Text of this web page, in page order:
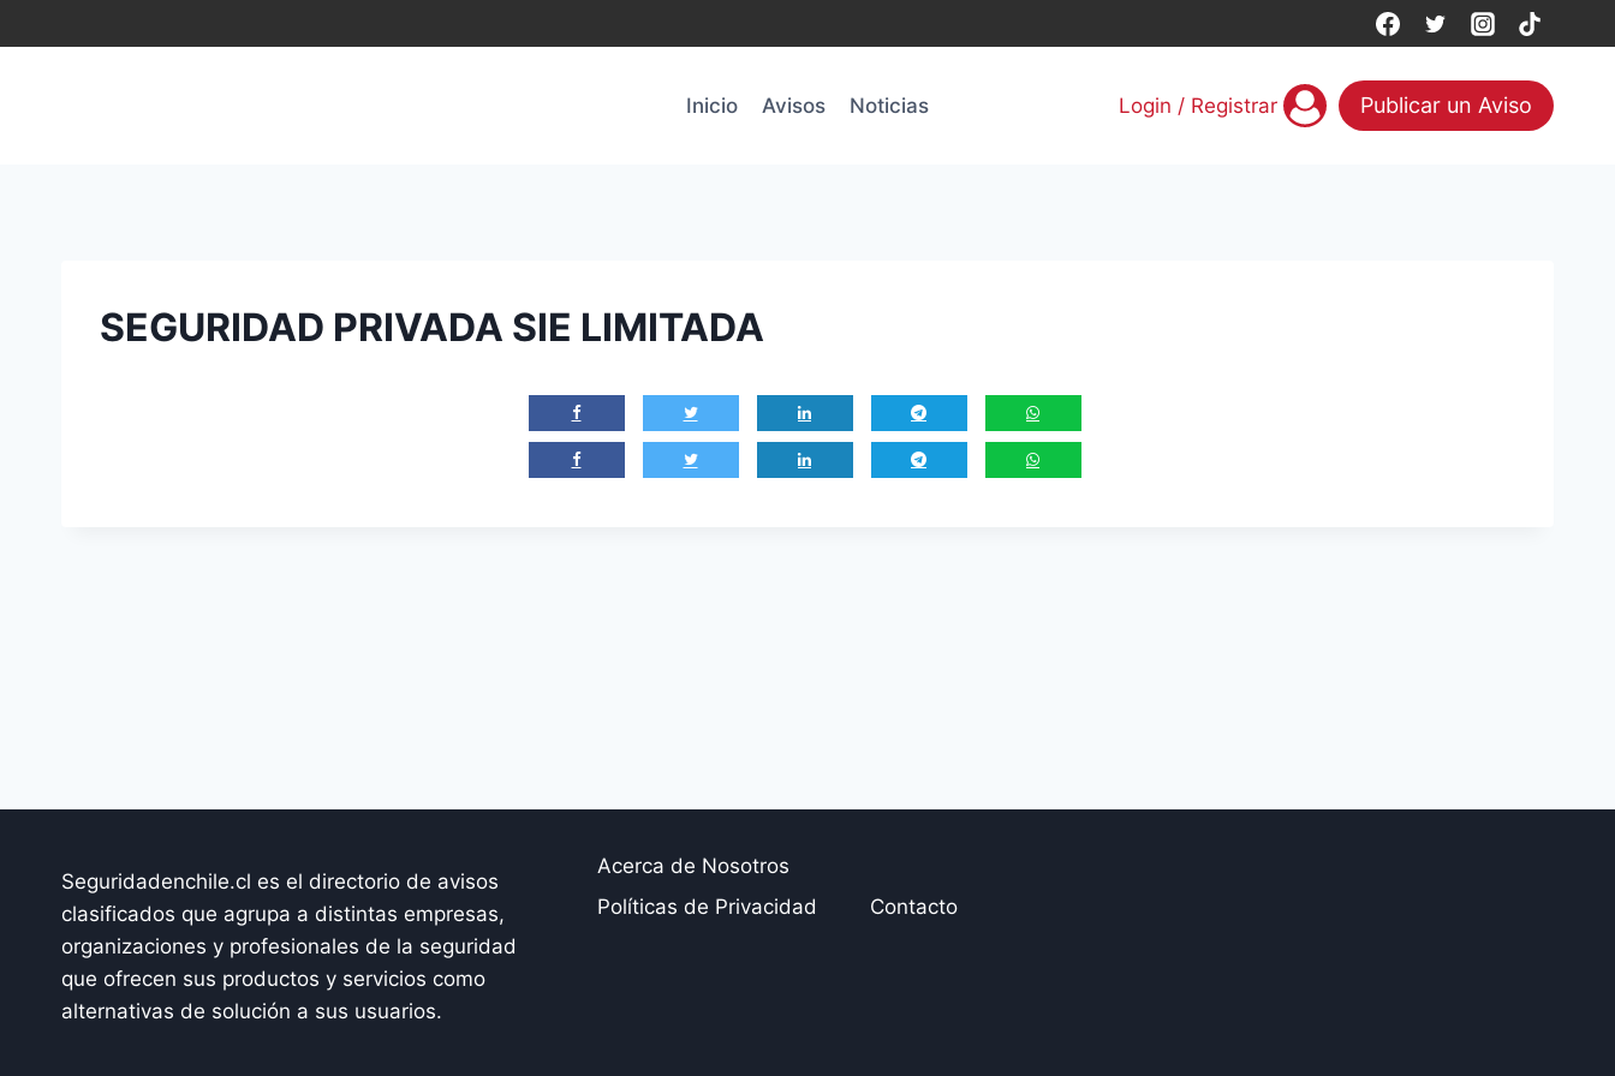
al
Inicio
Avisos Noticias Login / Registrar Publicar un Aviso
SEGURIDAD PRIVADA SIE LIMITADA
Seguridadenchile.cl es el directorio de avisos
clasificados que agrupa a distintas empresas,
organizaciones y profesionales de la seguridad
que ofrecen sus productos y servicios como
alternativas de solución a sus usuarios.
Acerca de Nosotros
Políticas de Privacidad
Contacto